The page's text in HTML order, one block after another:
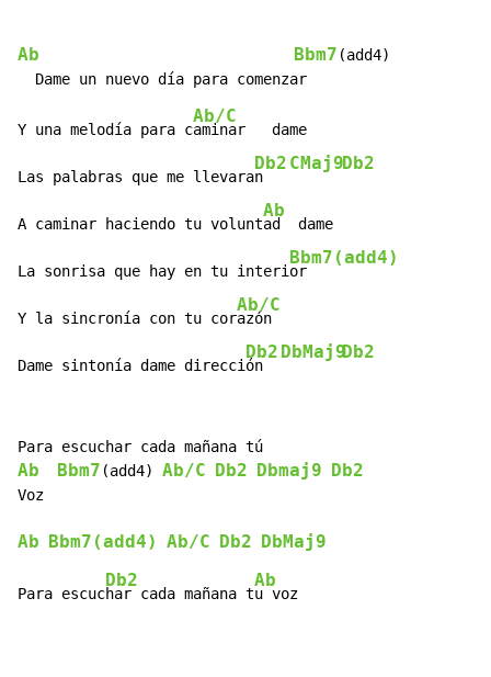
Ab Bbm7 (add4)
Y una melodía para c
Ab/C
aminar   dame
Las palabras que me llevara
Db2
n
CMaj9Db2
A caminar haciendo tu volunt
Ab
ad  dame
La sonrisa que hay en tu interi
Bbm7(add4)
or
Y la sincronía con tu cor
Ab/C
azón
Dame sintonía dame direcci
Db2
ón
DbMaj9Db2
Ab Bbm7 (add4) Ab/C Db2 Dbmaj9 Db2
Voz
Ab Bbm7(add4) Ab/C Db2 DbMaj9
Para escuc
Db2
har cada mañana t
Ab
u voz